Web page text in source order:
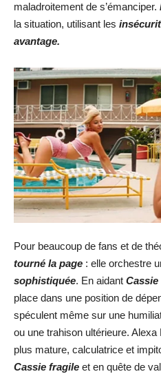
maladroitement de s’émanciper.
la situation, utilisant les
avantage.
Pour beaucoup de fans et de
tourné la page : elle orchestre
sophistiquée. En aidant Cassie
place dans une position de
spéculent même sur une
ou une trahison ultérieure.
plus mature, calculatrice et
Cassie fragile et en quête de